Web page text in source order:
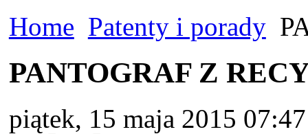
Home Patenty i porady
PANTOGRAF Z
piątek, 15 maja 2015